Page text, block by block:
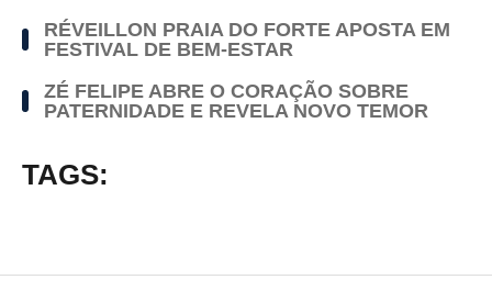
RÉVEILLON PRAIA DO FORTE APOSTA EM
FESTIVAL DE BEM-ESTAR
ZÉ FELIPE ABRE O CORAÇÃO SOBRE
PATERNIDADE E REVELA NOVO TEMOR
TAGS: